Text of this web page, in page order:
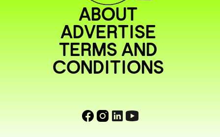
ABOUT
ADVERTISE
TERMS AND
CONDITIONS